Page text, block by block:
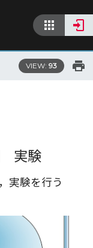
VIEW: 93
実験
実験を行う